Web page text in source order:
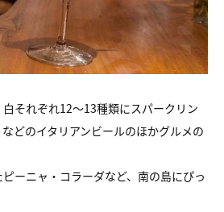
それぞれ12〜13種類にスパークリン
どのイタリアンビールのほかグルメの
ーニャ・コラーダなど、南の島にぴっ